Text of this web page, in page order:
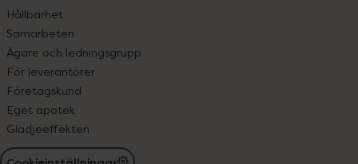
Hållbarhet
Samarbeten
Ägare och ledningsgrupp
För leverantörer
Företagskund
Eget apotek
Glädjeeffekten